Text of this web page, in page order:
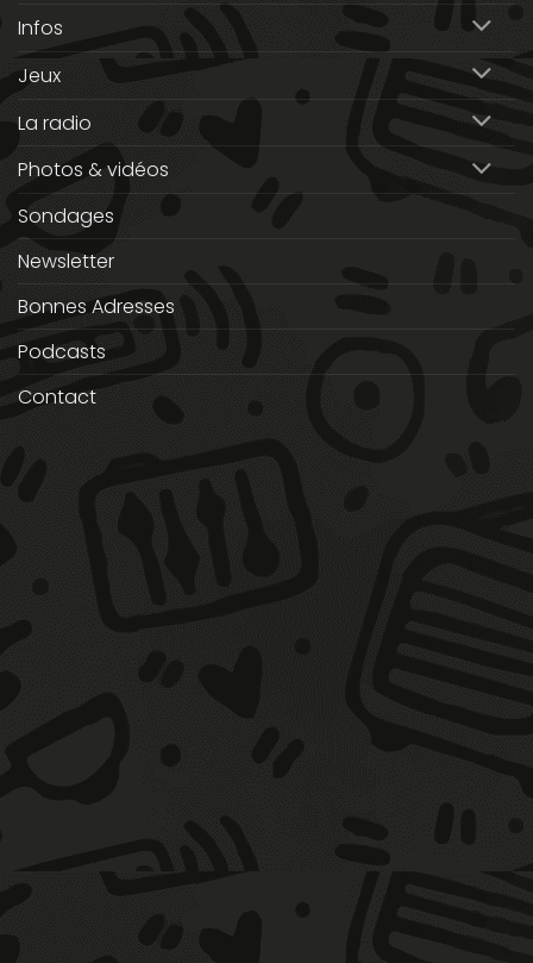
Infos
Jeux
La radio
Photos & vidéos
Sondages
Newsletter
Bonnes Adresses
Podcasts
Contact